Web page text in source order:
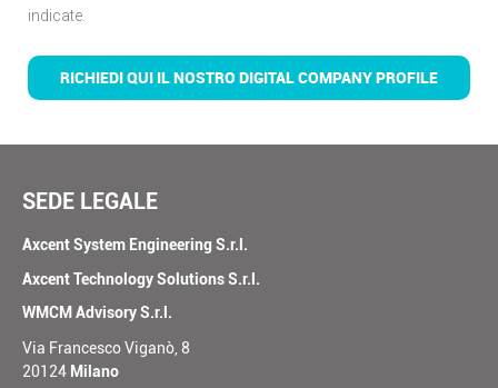
indicate.
RICHIEDI QUI IL NOSTRO DIGITAL COMPANY PROFILE
SEDE LEGALE
Axcent System Engineering S.r.l.
Axcent Technology Solutions S.r.l.
WMCM Advisory S.r.l.
Via Francesco Viganò, 8
20124 Milano